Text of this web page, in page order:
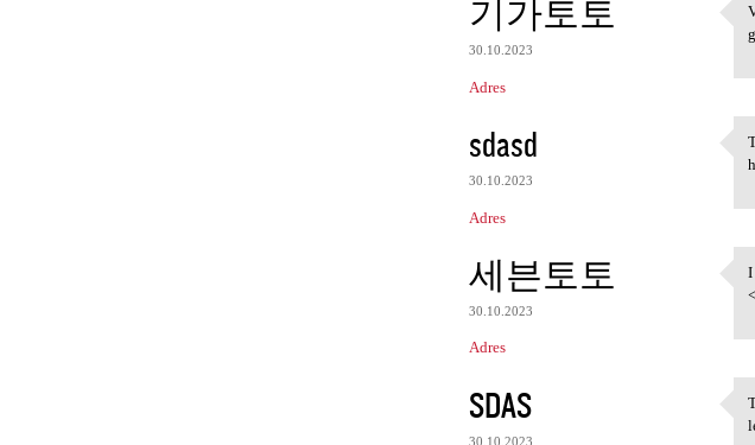
기가토토
30.10.2023
Adres
sdasd
30.10.2023
Adres
세븐토토
30.10.2023
Adres
I
SDAS
30.10.2023